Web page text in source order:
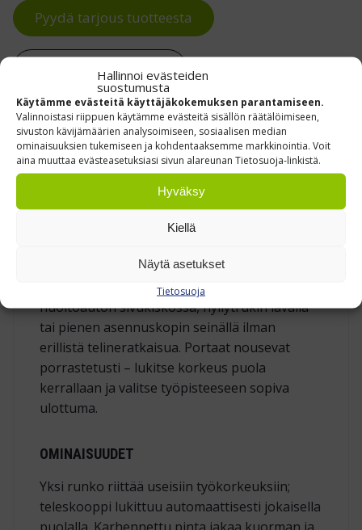
Hallinnoi evästeiden
suostumusta
Käytämme evästeitä käyttäjäkokemuksen parantamiseen.
Valinnoistasi riippuen käytämme evästeitä sisällön räätälöimiseen,
sivuston kävijämäärien analysoimiseen, sosiaalisen median
ominaisuuksien tukemiseen ja kohdentaaksemme markkinointia. Voit
aina muuttaa evästeasetuksiasi sivun alareunan Tietosuoja-linkistä.
Hyväksy
Kiellä
Näytä asetukset
Tietosuoja
Pyydä tarjous tuotteesta
Ota yhteyttä meihin
Kuvaus
COMPACTSTEP – KOMPAKTIT JA
MONIPUOLISET TELESKOOPPITIKKAAT
Compactstep‑teleskooppitikkaat taittuvat alle
metrin pituuteen, joten ne kulkevat
huoltoauton sivukiskossa, hyllytrukin lavalla
tai pienen asennus­kopin seinällä ilman
erillistä teline­ratkaisua. Portaat nousevat
porrastetusti – lukitse korkeus puola
kerrallaan ja valitse työpisteeseen sopiva
ulottuma.
OMINAISUUDET
Yksi runko riittää useisiin työ­korkeuksiin;
teleskooppi lukittuu automaattisesti jokaisella